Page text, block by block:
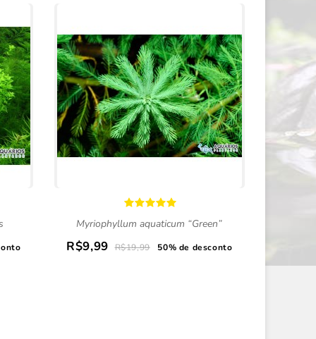
Myriophyllum aquaticum “Green”
R$9,99 R$19,99 50% de desconto